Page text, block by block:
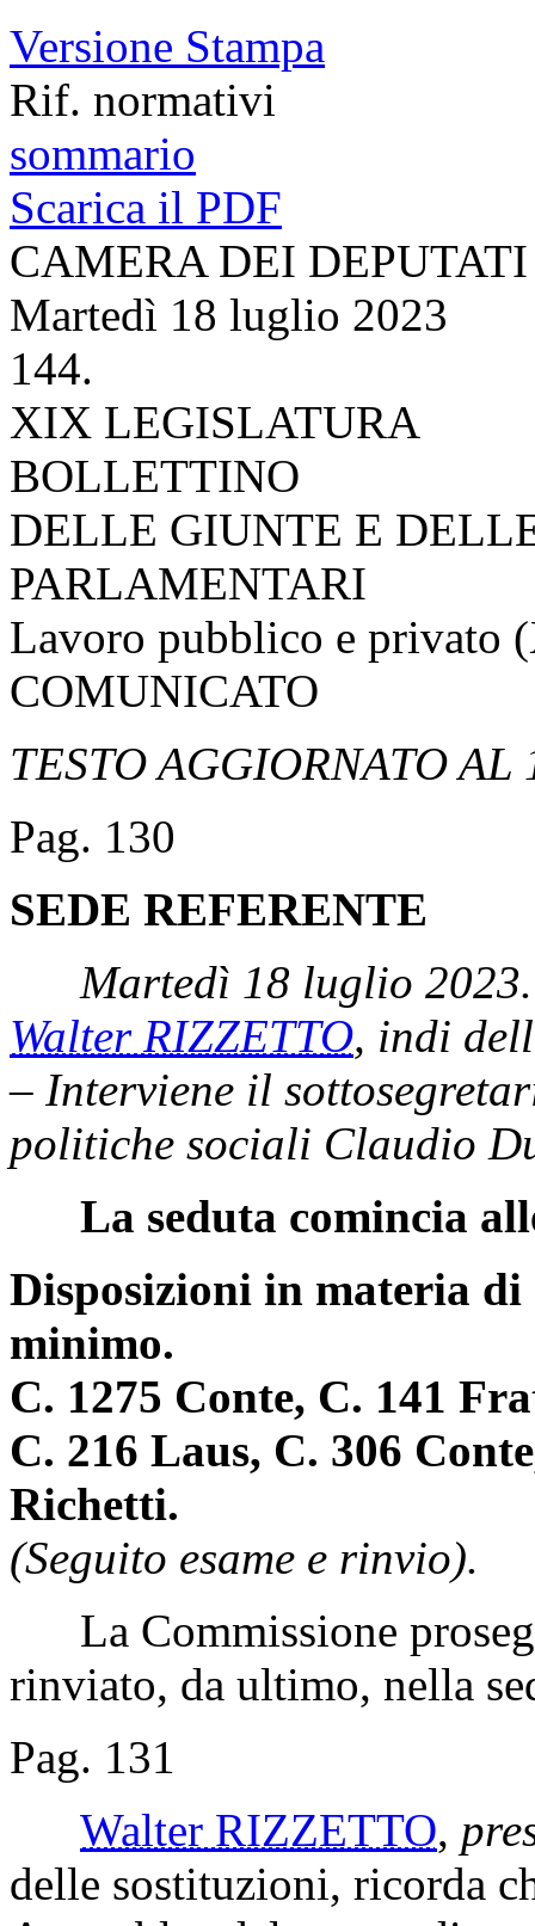
Versione Stampa
Rif. normativi
sommario
Scarica il PDF
CAMERA DEI DEPUTATI
Martedì 18 luglio 2023
144.
XIX LEGISLATURA
BOLLETTINO
DELLE GIUNTE E
PARLAMENTARI
Lavoro pubblico e privato
COMUNICATO
TESTO AGGIORNATO
Pag. 130
SEDE REFERENTE
Martedì 18 luglio
Walter RIZZETTO, indi
– Interviene il
politiche sociali Claudio
La seduta comincia
Disposizioni in materia
minimo.
C. 1275 Conte, C. 141
C. 216 Laus, C. 306
Richetti.
(Seguito esame e rinvio).
La Commissione
rinviato, da ultimo, nella
Pag. 131
Walter RIZZETTO,
delle sostituzioni, ricorda